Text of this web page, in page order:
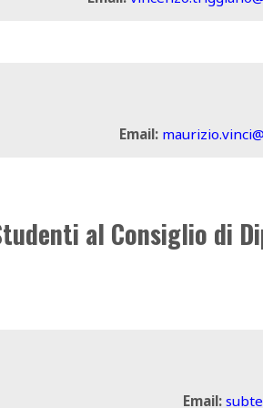
Email:
al Consiglio di
Email: